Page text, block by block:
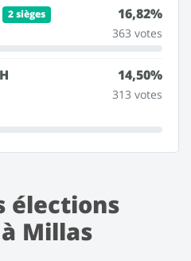
2 sièges 16,82%
363 votes
14,50%
313 votes
élections
Millas